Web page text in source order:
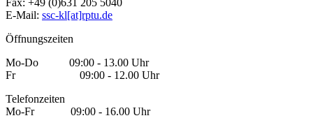
Fax: +49 (0)631 205 5040
E-Mail: ssc-kl[at]rptu.de
Öffnungszeiten
Mo-Do 09:00 - 13.00 Uhr
Fr 09:00 - 12.00 Uhr
Telefonzeiten
Mo-Fr 09:00 - 16.00 Uhr